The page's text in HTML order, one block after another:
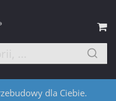
dla Ciebie.